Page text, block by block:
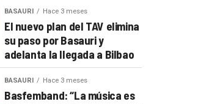
BASAURI Hace 3 meses
El nuevo plan del TAV elimina
su paso por Basauri y
adelanta la llegada a Bilbao
BASAURI Hace 3 meses
Basfemband: “La música es